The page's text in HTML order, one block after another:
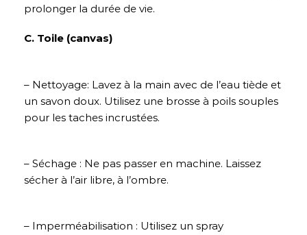
prolonger la durée de vie.
C. Toile (canvas)
– Nettoyage: Lavez à la main avec de l’eau tiède et
un savon doux. Utilisez une brosse à poils souples
pour les taches incrustées.
– Séchage : Ne pas passer en machine. Laissez
sécher à l’air libre, à l’ombre.
– Imperméabilisation : Utilisez un spray